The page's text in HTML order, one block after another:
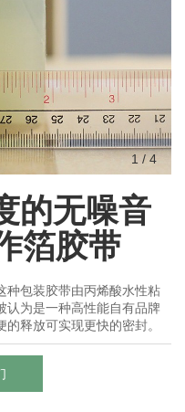
的无噪音
箔胶带
种包装胶带由丙烯酸水性粘
认为是一种高性能自有品牌
释放可实现更快的密封。
1 / 4